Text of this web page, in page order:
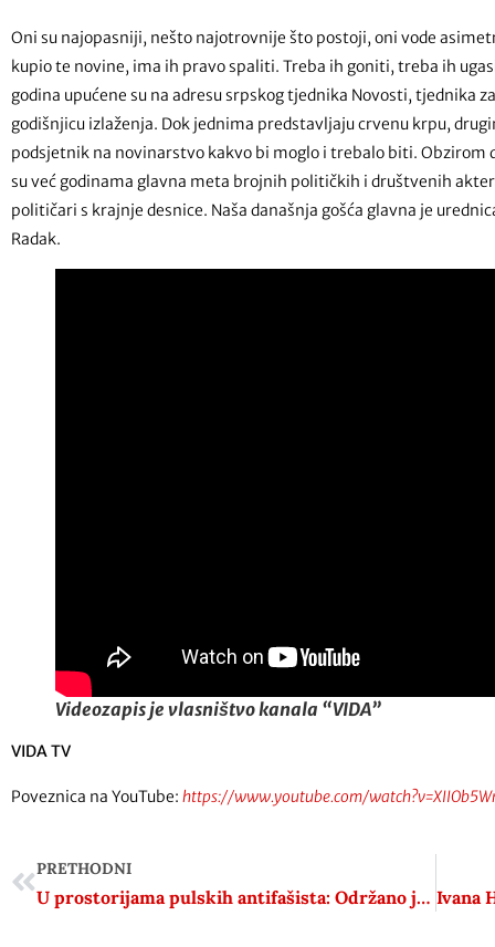
Oni su najopasniji, nešto najotrovnije što postoji, oni vode
kupio te novine, ima ih pravo spaliti. Treba ih goniti, treba ih
godina upućene su na adresu srpskog tjednika Novosti, tjednika
godišnjicu izlaženja. Dok jednima predstavljaju crvenu krpu,
podsjetnik na novinarstvo kakvo bi moglo i trebalo biti.
su već godinama glavna meta brojnih političkih i društvenih
političari s krajnje desnice. Naša današnja gošća glavna je
Radak.
Videozapis je vlasništvo kanala “VIDA”
VIDA TV
Poveznica na YouTube: https://www.youtube.com/
PRETHODNI
U prostorijama pulskih antifašista: Održano javno predavanje o slovenskoj prijateljici Anne Frank